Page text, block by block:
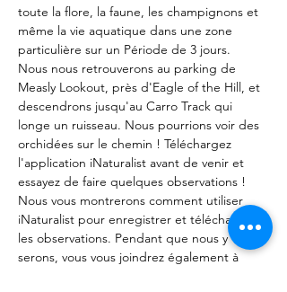
toute la flore, la faune, les champignons et
même la vie aquatique dans une zone
particulière sur un Période de 3 jours.
Nous nous retrouverons au parking de
Measly Lookout, près d'Eagle of the Hill, et
descendrons jusqu'au Carro Track qui
longe un ruisseau. Nous pourrions voir des
orchidées sur le chemin ! Téléchargez
l'application iNaturalist avant de venir et
essayez de faire quelques observations !
Nous vous montrerons comment utiliser
iNaturalist pour enregistrer et télécharger
les observations. Pendant que nous y
serons, vous vous joindrez également à